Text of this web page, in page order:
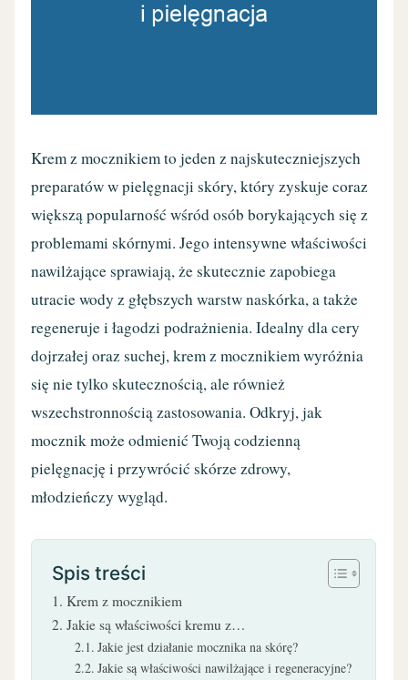
Krem z mocznikiem to jeden z najskuteczniejszych
preparatów w pielęgnacji skóry, który zyskuje coraz
większą popularność wśród osób borykających się z
problemami skórnymi. Jego intensywne właściwości
nawilżające sprawiają, że skutecznie zapobiega
utracie wody z głębszych warstw naskórka, a także
regeneruje i łagodzi podrażnienia. Idealny dla cery
dojrzałej oraz suchej, krem z mocznikiem wyróżnia
się nie tylko skutecznością, ale również
wszechstronnością zastosowania. Odkryj, jak
mocznik może odmienić Twoją codzienną
pielęgnację i przywrócić skórze zdrowy,
młodzieńczy wygląd.
Spis treści
Krem z mocznikiem
Jakie są właściwości kremu z…
Jakie jest działanie mocznika na skórę?
Jakie są właściwości nawilżające i regeneracyjne?